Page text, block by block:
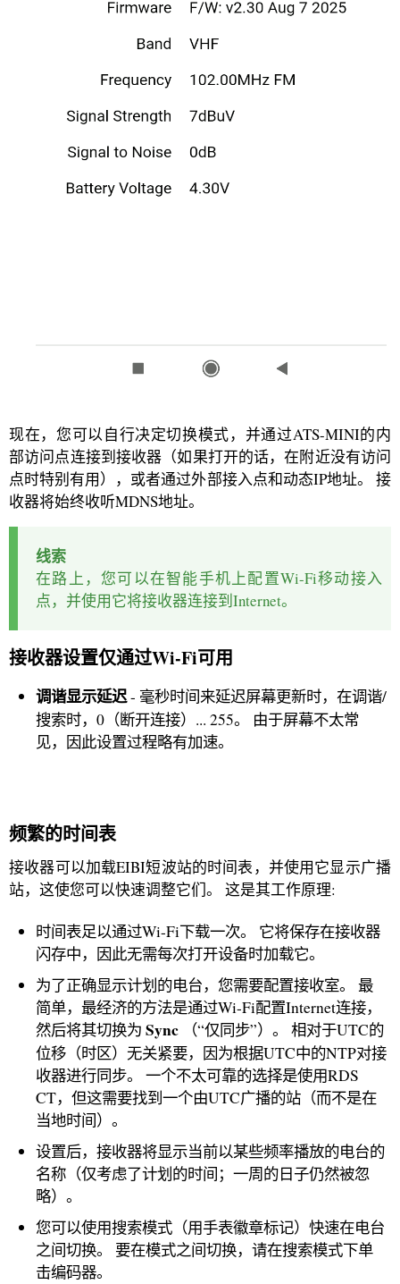
现在，您可以自行决定切换模式，并通过ATS-MINI的内
部访问点连接到接收器（如果打开的话，在附近没有访问
点时特别有用），或者通过外部接入点和动态IP地址。 接
收器将始终收听MDNS地址。
线索
在路上，您可以在智能手机上配置Wi-Fi移动接入
点，并使用它将接收器连接到Internet。
接收器设置仅通过Wi-Fi可用
调谐显示延迟- 毫秒时间来延迟屏幕更新时，在调谐/
搜索时，0（断开连接）... 255。 由于屏幕不太常
见，因此设置过程略有加速。
频繁的时间表
接收器可以加载EIBI短波站的时间表，并使用它显示广播
站，这使您可以快速调整它们。 这是其工作原理:
时间表足以通过Wi-Fi下载一次。 它将保存在接收器
闪存中，因此无需每次打开设备时加载它。
为了正确显示计划的电台，您需要配置接收室。 最
简单，最经济的方法是通过Wi-Fi配置Internet连接，
然后将其切换为 Sync （“仅同步”）。 相对于UTC的
位移（时区）无关紧要，因为根据UTC中的NTP对接
收器进行同步。 一个不太可靠的选择是使用RDS
CT，但这需要找到一个由UTC广播的站（而不是在
当地时间）。
设置后，接收器将显示当前以某些频率播放的电台的
名称（仅考虑了计划的时间；一周的日子仍然被忽
略）。
您可以使用搜索模式（用手表徽章标记）快速在电台
之间切换。 要在模式之间切换，请在搜索模式下单
击编码器。